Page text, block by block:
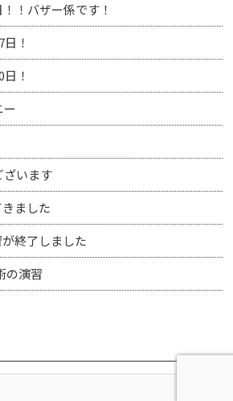
！バザー係です！
！
！
ざいます
ました
終了しました
の演習